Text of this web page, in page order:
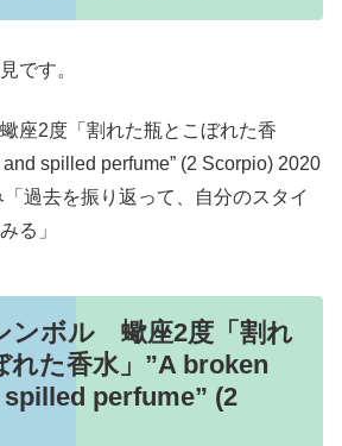
です。
座2度「割れた瓶とこぼれた香
spilled perfume” (2 Scorpio) 2020
過去を振り返って、自分のスタイ
る」
ンボル 蠍座2度「割れ
れた香水」”A broken
perfume” (2